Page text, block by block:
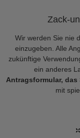
Zack-
Wir werden Sie nie
einzugeben. Alle
zukünftige
ein anderes
Antragsformular, das
mit